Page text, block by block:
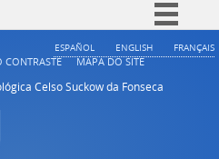
Simplifique!
ESPAÑOL ENGLISH FRANÇAIS
CONTRASTE
MAPA DO SITE
Celso Suckow da Fonseca